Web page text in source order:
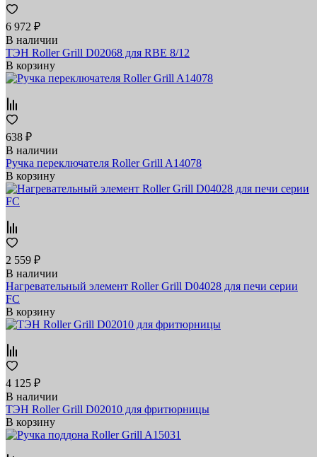
6 972 ₽
В наличии
ТЭН Roller Grill D02068 для RBE 8/12
В корзину
638 ₽
В наличии
Ручка переключателя Roller Grill A14078
В корзину
2 559 ₽
В наличии
Нагревательный элемент Roller Grill D04028 для печи серии
FC
В корзину
4 125 ₽
В наличии
ТЭН Roller Grill D02010 для фритюрницы
В корзину